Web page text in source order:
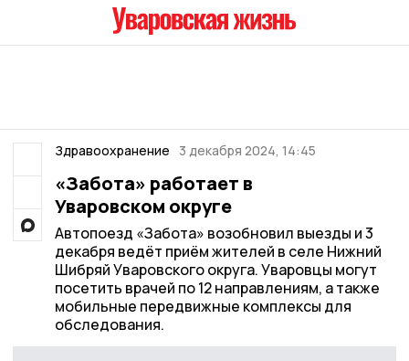
Здравоохранение 3 декабря 2024, 14:45
«Забота» работает в
Уваровском округе
Автопоезд «Забота» возобновил выезды и 3
декабря ведёт приём жителей в селе Нижний
Шибряй Уваровского округа. Уваровцы могут
посетить врачей по 12 направлениям, а также
мобильные передвижные комплексы для
обследования.